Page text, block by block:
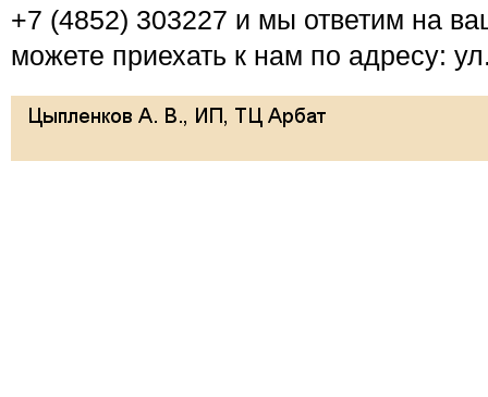
+7 (4852) 303227 и мы ответим на
можете приехать к нам по адресу: